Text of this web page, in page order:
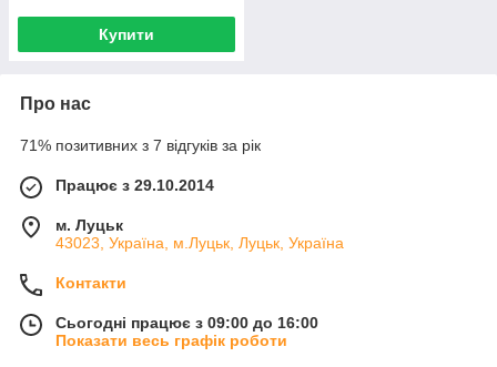
Купити
Про нас
71% позитивних з 7 відгуків за рік
Працює з 29.10.2014
м. Луцьк
43023, Україна, м.Луцьк, Луцьк, Україна
Контакти
Сьогодні працює з 09:00 до 16:00
Показати весь графік роботи